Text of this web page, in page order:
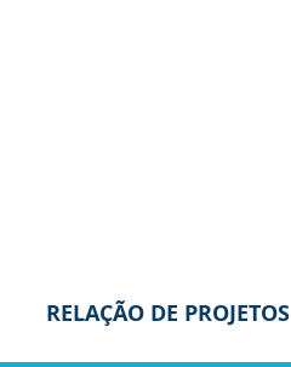
RELAÇÃO DE PROJETOS